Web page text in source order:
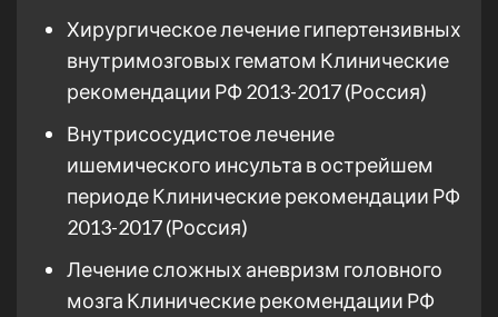
Хирургическое лечение гипертензивных
внутримозговых гематом Клинические
рекомендации РФ 2013-2017 (Россия)
Внутрисосудистое лечение
ишемического инсульта в острейшем
периоде Клинические рекомендации РФ
2013-2017 (Россия)
Лечение сложных аневризм головного
мозга Клинические рекомендации РФ